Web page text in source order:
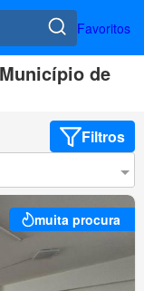
Favoritos
de
Filtros
muita procura